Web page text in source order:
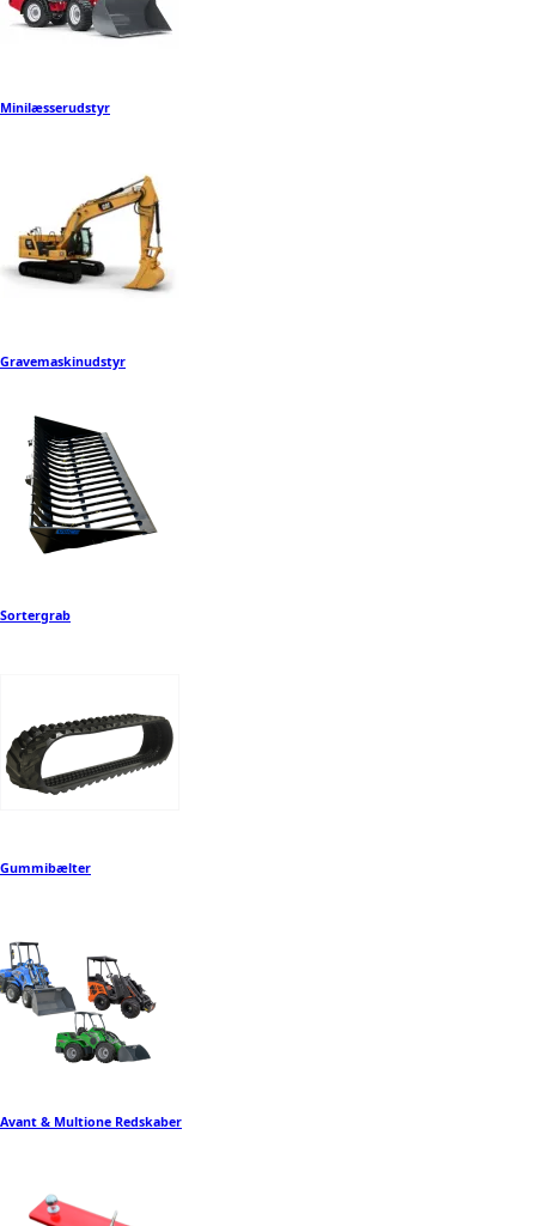
Minilæsserudstyr
Gravemaskinudstyr
Sortergrab
Gummibælter
Avant & Multione Redskaber